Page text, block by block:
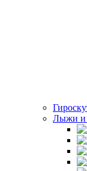
Лыжи и